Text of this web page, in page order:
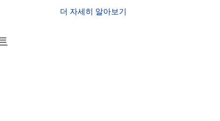
더 자세히 알아보기